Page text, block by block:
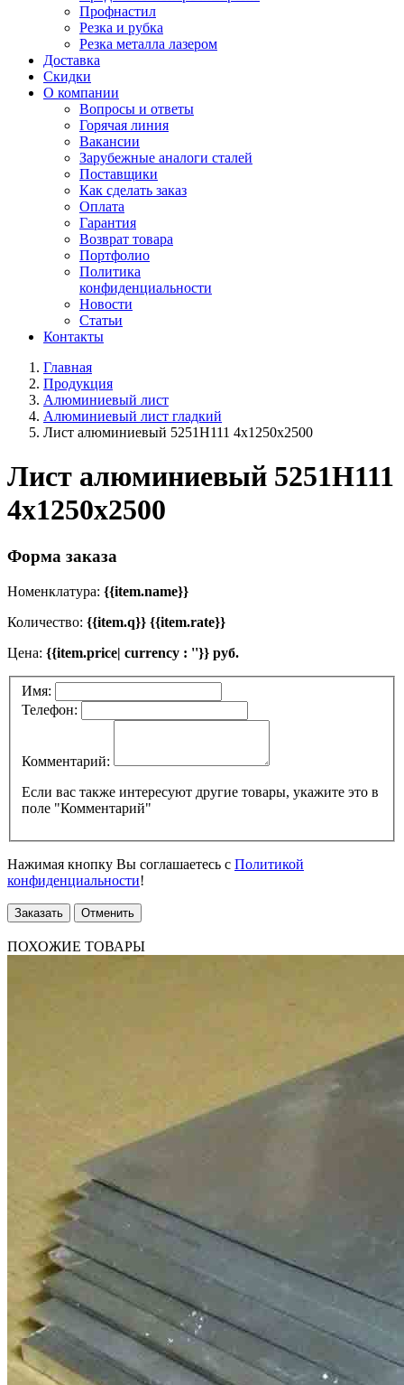
Профнастил
Резка и рубка
Резка металла лазером
Доставка
Скидки
О компании
Вопросы и ответы
Горячая линия
Вакансии
Зарубежные аналоги сталей
Поставщики
Как сделать заказ
Оплата
Гарантия
Возврат товара
Портфолио
Политика
конфиденциальности
Новости
Статьи
Контакты
Главная
Продукция
Алюминиевый лист
Алюминиевый лист гладкий
Лист алюминиевый 5251Н111 4х1250х2500
Лист алюминиевый 5251Н111
4х1250х2500
Форма заказа
Номенклатура: {{item.name}}
Количество: {{item.q}} {{item.rate}}
Цена: {{item.price| currency : ''}} руб.
Имя:
Телефон:
Комментарий:
Если вас также интересуют другие товары, укажите это в
поле "Комментарий"
Нажимая кнопку Вы соглашаетесь с Политикой
конфиденциальности!
Заказать Отменить
ПОХОЖИЕ ТОВАРЫ